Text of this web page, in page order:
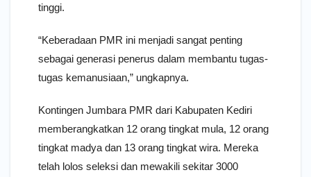
tinggi.
“Keberadaan PMR ini menjadi sangat penting
sebagai generasi penerus dalam membantu tugas-
tugas kemanusiaan,” ungkapnya.
Kontingen Jumbara PMR dari Kabupaten Kediri
memberangkatkan 12 orang tingkat mula, 12 orang
tingkat madya dan 13 orang tingkat wira. Mereka
telah lolos seleksi dan mewakili sekitar 3000